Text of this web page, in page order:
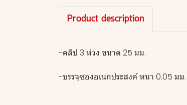
Product description
-คลิป 3 ห่วง ขนาด 25 มม.
-บรรจุซองอเนกประสงค์ หนา 0.05 ม